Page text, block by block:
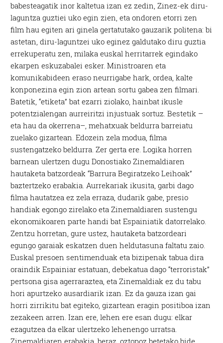
babesteagatik inor kaltetua izan ez zedin, Zinez-ek diru-
laguntza guztiei uko egin zien, eta ondoren etorri zen
film hau egiten ari ginela gertatutako gauzarik politena: bi
astetan, diru-laguntzei uko eginez galdutako diru guztia
errekuperatu zen, milaka euskal herritarrek egindako
ekarpen eskuzabalei esker. Ministroaren eta
komunikabideen eraso neurrigabe hark, ordea, kalte
konponezina egin zion artean sortu gabea zen filmari.
Batetik, “etiketa” bat ezarri ziolako, hainbat ikusle
potentzialengan aurreiritzi injustuak sortuz. Bestetik –
eta hau da okerrena–, mehatxuak beldurra barreiatu
zuelako gizartean. Edozein zela modua, filma
sustengatzeko beldurra. Zer gerta ere. Logika horren
barnean ulertzen dugu Donostiako Zinemaldiaren
hautaketa batzordeak “Barrura Begiratzeko Leihoak”
baztertzeko erabakia. Aurrekariak ikusita, garbi dago
filma hautatzea ez zela erraza, dudarik gabe, presio
handiak egongo zirelako eta Zinemaldiaren sustengu
ekonomikoaren parte handi bat Espainiatik datorrelako.
Zentzu horretan, gure ustez, hautaketa batzordeari
egungo garaiak eskatzen duen heldutasuna faltatu zaio.
Euskal presoen sentimenduak eta bizipenak tabua dira
oraindik Espainiar estatuan, debekatua dago “terroristak”
pertsona gisa agerraraztea, eta Zinemaldiak ez du tabu
hori apurtzeko ausardiarik izan. Ez da gauza izan gai
horri zirrikitu bat egiteko, gizartean eragin positiboa izan
zezakeen arren. Izan ere, lehen ere esan dugu: elkar
ezagutzea da elkar ulertzeko lehenengo urratsa.